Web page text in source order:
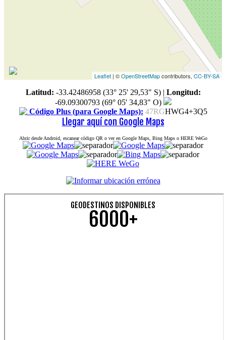
Leaflet | ©OpenStreetMapcontributors, CC-BY-SA
Latitud: -33.42486958 (33° 25' 29,53" S)| Longitud:
-69.09300793 (69° 05' 34,83" O)
Código Plus (para Google Maps): 47RGHWG4+3Q5
Llegar aquí con Google Maps
Abrir desde Android, escanear código QR o ver en Google Maps, Bing Maps o HERE WeGo
GEODESTINOS DISPONIBLES
6000+